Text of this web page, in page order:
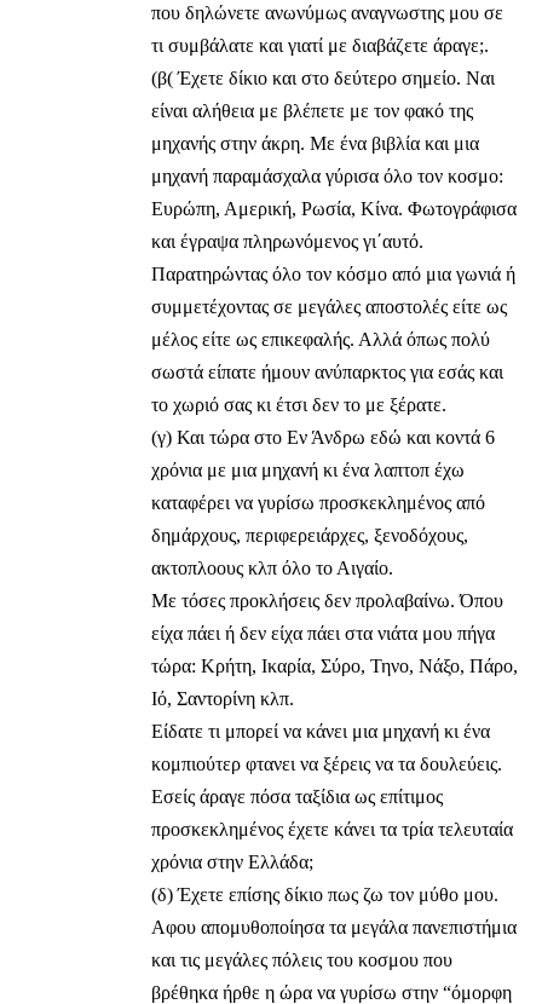
που δηλώνετε ανωνύμως αναγνωστης μου σε
τι συμβάλατε και γιατί με διαβάζετε άραγε;.
(β( Έχετε δίκιο και στο δεύτερο σημείο. Ναι
είναι αλήθεια με βλέπετε με τον φακό της
μηχανής στην άκρη. Με ένα βιβλία και μια
μηχανή παραμάσχαλα γύρισα όλο τον κοσμο:
Ευρώπη, Αμερική, Ρωσία, Κίνα. Φωτογράφισα
και έγραψα πληρωνόμενος γι΄αυτό.
Παρατηρώντας όλο τον κόσμο από μια γωνιά ή
συμμετέχοντας σε μεγάλες αποστολές είτε ως
μέλος είτε ως επικεφαλής. Αλλά όπως πολύ
σωστά είπατε ήμουν ανύπαρκτος για εσάς και
το χωριό σας κι έτσι δεν το με ξέρατε.
(γ) Και τώρα στο Εν Άνδρω εδώ και κοντά 6
χρόνια με μια μηχανή κι ένα λαπτοπ έχω
καταφέρει να γυρίσω προσκεκλημένος από
δημάρχους, περιφερειάρχες, ξενοδόχους,
ακτοπλοους κλπ όλο το Αιγαίο.
Με τόσες προκλήσεις δεν προλαβαίνω. Όπου
είχα πάει ή δεν είχα πάει στα νιάτα μου πήγα
τώρα: Κρήτη, Ικαρία, Σύρο, Τηνο, Νάξο, Πάρο,
Ιό, Σαντορίνη κλπ.
Είδατε τι μπορεί να κάνει μια μηχανή κι ένα
κομπιούτερ φτανει να ξέρεις να τα δουλεύεις.
Εσείς άραγε πόσα ταξίδια ως επίτιμος
προσκεκλημένος έχετε κάνει τα τρία τελευταία
χρόνια στην Ελλάδα;
(δ) Έχετε επίσης δίκιο πως ζω τον μύθο μου.
Αφου απομυθοποίησα τα μεγάλα πανεπιστήμια
και τις μεγάλες πόλεις του κοσμου που
βρέθηκα ήρθε η ώρα να γυρίσω στην “όμορφη